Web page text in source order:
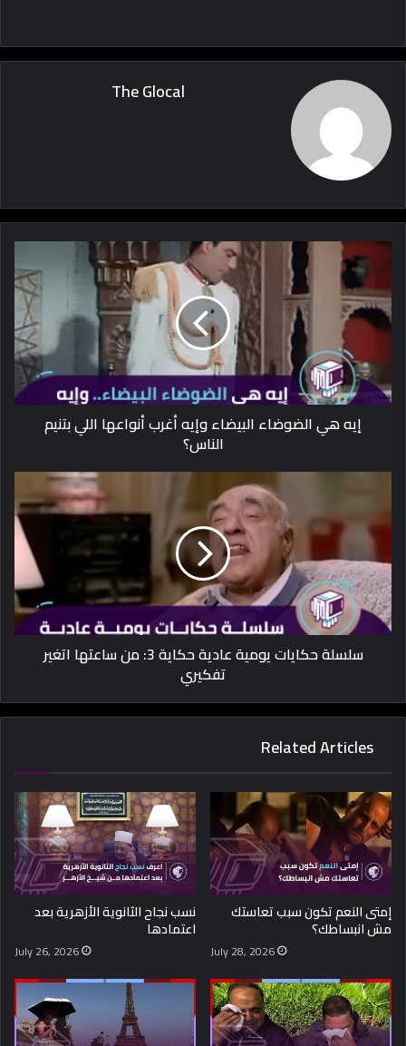
The Glocal
إيه هي الضوضاء البيضاء وإيه أغرب أنواعها اللي بتنيم
الناس؟
سلسلة حكايات يومية عادية حكاية 3: من ساعتها اتغير
تفكيري
Related Articles
إمتى النعم تكون سبب تعاستك
مش انبساطك؟
July 28, 2026
نسب نجاح الثانوية الأزهرية بعد
اعتمادها
July 26, 2026